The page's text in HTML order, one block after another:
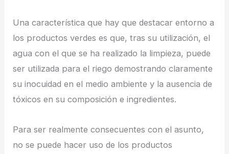
Una característica que hay que destacar entorno a
los productos verdes es que, tras su utilización, el
agua con el que se ha realizado la limpieza, puede
ser utilizada para el riego demostrando claramente
su inocuidad en el medio ambiente y la ausencia de
tóxicos en su composición e ingredientes.
Para ser realmente consecuentes con el asunto,
no se puede hacer uso de los productos